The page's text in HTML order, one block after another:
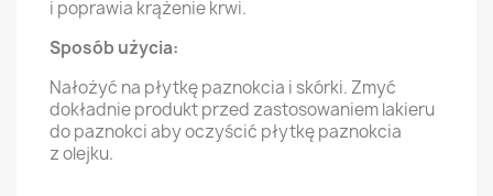
i poprawia krążenie krwi.
Sposób użycia:
Nałożyć na płytkę paznokcia i skórki. Zmyć
dokładnie produkt przed zastosowaniem lakieru
do paznokci aby oczyścić płytkę paznokcia
z olejku.